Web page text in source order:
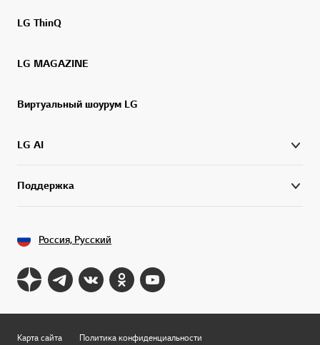
LG ThinQ
LG MAGAZINE
Виртуальный шоурум LG
LG AI
Поддержка
Россия, Русский
Карта сайта Политика конфиденциальности